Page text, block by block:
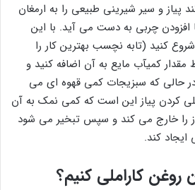
پیاز و سیر شیرینی طبیعی را به ارمغان
افزودن چربی به دست می آید. با این
کنید (تابه نچسب بهترین کار را
کمیآب مایع به آن اضافه کنید و
در حالی که سبزیجات کمی قهوه ای می
کردن پیاز این است که کمی نمک به آن
را خارج می کند و سپس تبخیر می شود
ایجاد کند.
روغن کاراملی کنیم؟